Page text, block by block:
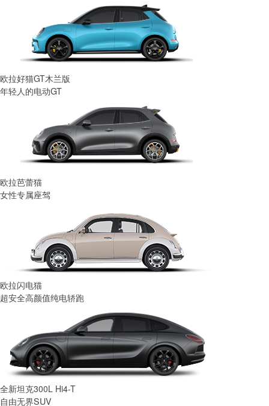
欧拉好猫GT木兰版
年轻人的电动GT
欧拉芭蕾猫
女性专属座驾
欧拉闪电猫
超安全高颜值纯电轿跑
全新坦克300L Hi4-T
自由无界SUV